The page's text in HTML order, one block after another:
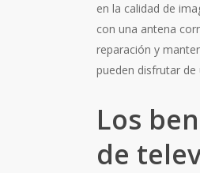
en la calidad de
con una antena
reparación y
pueden disfrutar de
Los
de